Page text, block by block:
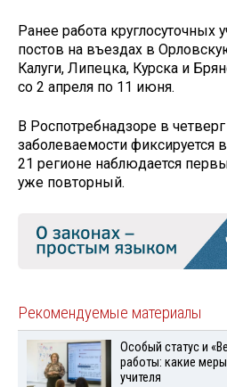
Ранее работа круглосуточных
постов на въездах в
Калуги, Липецка, Курска и
со 2 апреля по 11 июня.
В Роспотребнадзоре в четверг
заболеваемости фиксируется
21 регионе наблюдается
уже повторный.
Рекомендуемые материалы
Особый статус и
работы: какие
учителя